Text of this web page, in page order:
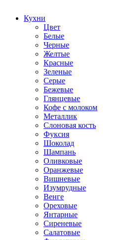
Кухни
Цвет
Белые
Черные
Желтые
Красные
Зеленые
Серые
Бежевые
Глянцевые
Кофе с молоком
Металлик
Слоновая кость
Фуксия
Шоколад
Шампань
Оливковые
Оранжевые
Вишневые
Изумрудные
Венге
Ореховые
Янтарные
Сиреневые
Салатовые